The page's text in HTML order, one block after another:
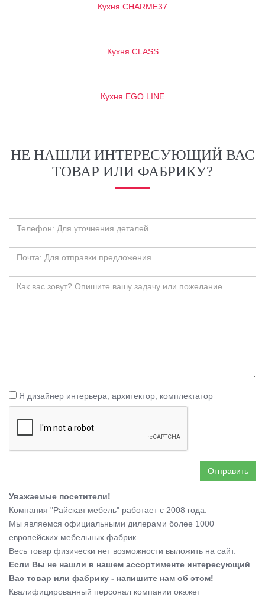
Кухня CHARME37
Кухня CLASS
Кухня EGO LINE
НЕ НАШЛИ ИНТЕРЕСУЮЩИЙ ВАС
ТОВАР ИЛИ ФАБРИКУ?
Я дизайнер интерьера, архитектор, комплектатор
Отправить
Уважаемые посетители!
Компания "Райская мебель" работает с 2008 года.
Мы являемся официальными дилерами более 1000
европейских мебельных фабрик.
Весь товар физически нет возможности выложить на сайт.
Если Вы не нашли в нашем ассортименте интересующий
Вас товар или фабрику - напишите нам об этом!
Квалифицированный персонал компании окажет